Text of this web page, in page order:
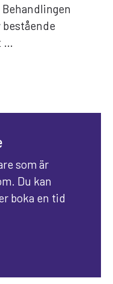
bestående
…
som är
Du kan
boka en tid